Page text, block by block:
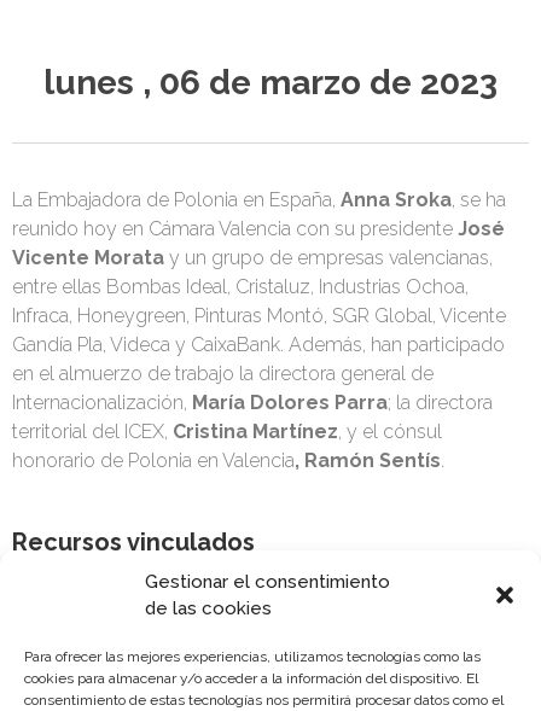
Gestionar el consentimiento
de las cookies
Para ofrecer las mejores experiencias, utilizamos tecnologías como las
cookies para almacenar y/o acceder a la información del dispositivo. El
consentimiento de estas tecnologías nos permitirá procesar datos como el
lunes , 06 de marzo de 2023
La Embajadora de Polonia en España, Anna Sroka, se ha
reunido hoy en Cámara Valencia con su presidente José
Vicente Morata y un grupo de empresas valencianas,
entre ellas Bombas Ideal, Cristaluz, Industrias Ochoa,
Infraca, Honeygreen, Pinturas Montó, SGR Global, Vicente
Gandía Pla, Videca y CaixaBank. Además, han participado
en el almuerzo de trabajo la directora general de
Internacionalización, María Dolores Parra; la directora
territorial del ICEX, Cristina Martínez, y el cónsul
honorario de Polonia en Valencia, Ramón Sentís.
Recursos vinculados
Foto reunión con la Embajadora de Polonia
(Imagen)
Informe País_Polonia. Marzo 2023